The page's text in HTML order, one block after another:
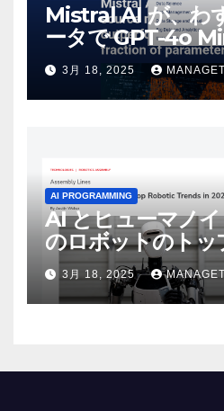
Mistral AI が、わ
ータで GPT-4o
しいオープンソー
リース |
3月 18, 2025
AI PROGRAMMING
AI とヒューマノ
のロボットのトッ
ASSEMBLY
3月 18, 2025